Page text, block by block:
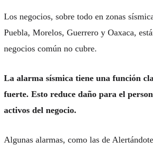
Los negocios, sobre todo en zonas
Puebla, Morelos, Guerrero y Oaxaca,
negocios común no cubre.
La alarma sísmica tiene una función
fuerte. Esto reduce daño para el
activos del negocio.
Algunas alarmas, como las de